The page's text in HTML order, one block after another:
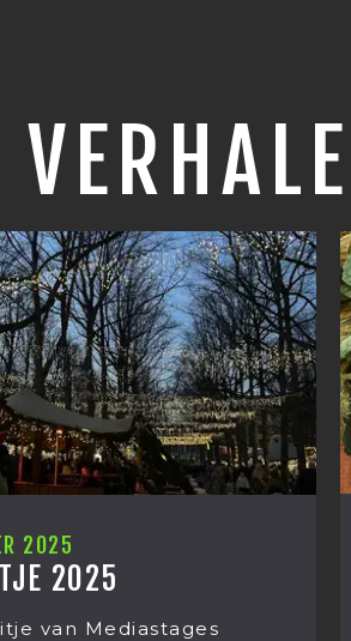
2025
JOUW LUNCH?
een lunchgesprek bij